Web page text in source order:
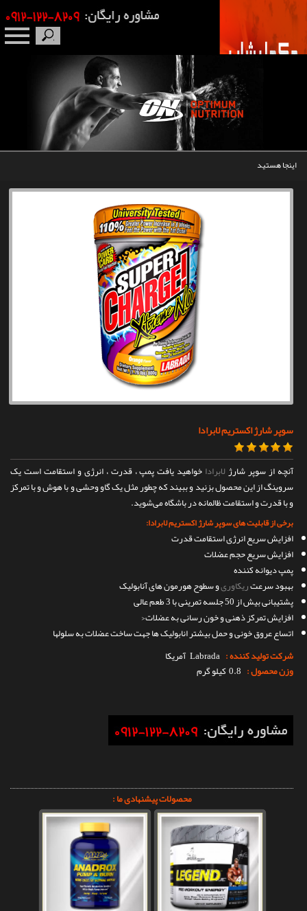
اینجا هستید
سوپر شارژ اکستریم لابرادا
آنچه از سوپر شارژلابراداخواهید یافت پمپ ، قدرت ، انرژی و استقامت است یک
سروینگ از این محصول بزنید و ببیند که چطور مثل یک گاو وحشی و با هوش و با تمرکز
و با قدرت و استقامت ظالمانه در باشگاه می‌شوید.
برخی از قابلیت های سوپر شارژ اکستریم لابرادا:
افزایش سریع انرژی استقامت قدرت
افزایش سریع حجم عضلات
پمپ دیوانه کننده
بهبود سرعتریکاوریو سطوح هورمون های آنابولیک
پشتیبانی بیش از 50 جلسه تمرینی با 3 طعم عالی
افزایش تمرکز ذهنی و خون رسانی به عضلات<
اتساع عروق خونی و حمل بیشتر انابولیک ها جهت ساخت عضلات به سلولها
شرکت تولید کننده : Labrada آمریکا
وزن محصول : 0.8 کیلو گرم
محصولات پیشنهادی ما :